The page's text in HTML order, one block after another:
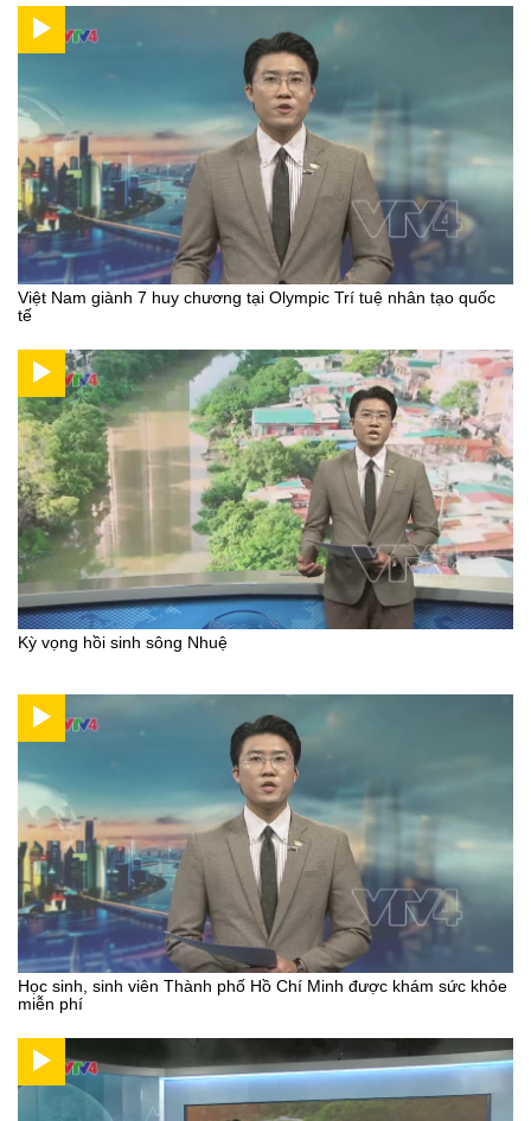
Việt Nam giành 7 huy chương tại Olympic Trí tuệ nhân tạo quốc
tế
Kỳ vọng hồi sinh sông Nhuệ
Học sinh, sinh viên Thành phố Hồ Chí Minh được khám sức khỏe
miễn phí